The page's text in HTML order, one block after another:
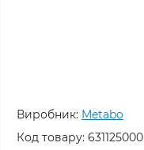
Виробник: Metabo
Код товару: 631125000